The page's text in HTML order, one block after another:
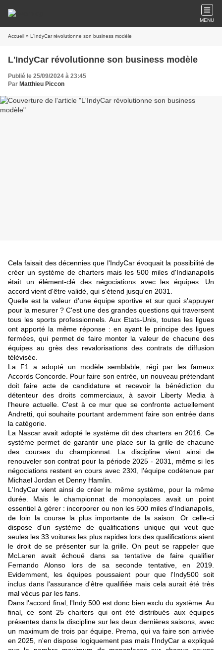
MENU
Accueil » L'IndyCar révolutionne son business modèle
L'IndyCar révolutionne son business modèle
Publié le 25/09/2024 à 23:45
Par Matthieu Piccon
Cela faisait des décennies que l'IndyCar évoquait la possibilité de
créer un système de charters mais les 500 miles d'Indianapolis
était un élément-clé des négociations avec les équipes. Un
accord vient d'être validé, qui s'étend jusqu'en 2031.
Quelle est la valeur d'une équipe sportive et sur quoi s'appuyer
pour la mesurer ? C'est une des grandes questions qui traversent
tous les sports professionnels. Aux Etats-Unis, toutes les ligues
ont apporté la même réponse : en ayant le principe des ligues
fermées, qui permet de faire monter la valeur de chacune des
équipes au grès des revalorisations des contrats de diffusion
télévisée.
La F1 a adopté un modèle semblable, régi par les fameux
Accords Concorde. Pour faire son entrée, un nouveau prétendant
doit faire acte de candidature et recevoir la bénédiction du
détenteur des droits commerciaux, à savoir Liberty Media à
l'heure actuelle.C'est à ce mur que se confronte actuellement
Andretti , qui souhaite pourtant ardemment faire son entrée dans
la catégorie.
La Nascar avait adopté le système dit des charters en 2016. Ce
système permet de garantir une place sur la grille de chacune
des courses du championnat. La discipline vient ainsi de
renouveler son contrat pour la période 2025 - 2031, même si les
négociations restent en cours avec 23XI, l'équipe codétenue par
Michael Jordan et Denny Hamlin.
L'IndyCar vient ainsi de créer le même système, pour la même
durée. Mais le championnat de monoplaces avait un point
essentiel à gérer : incorporer ou non les 500 miles d'Indianapolis,
de loin la course la plus importante de la saison. Or celle-ci
dispose d'un système de qualifications unique qui veut que
seules les 33 voitures les plus rapides lors des qualifications aient
le droit de se présenter sur la grille. On peut se rappeler que
McLaren avait échoué dans sa tentative de faire qualifier
Fernando Alonso lors de sa seconde tentative, en 2019.
Evidemment, les équipes poussaient pour que l'Indy500 soit
inclus dans l'assurance d'être qualifiée mais cela aurait été très
mal vécus par les fans.
Dans l'accord final, l'Indy 500 est donc bien exclu du système. Au
final, ce sont 25 charters qui ont été distribués aux équipes
présentes dans la discipline sur les deux dernières saisons, avec
un maximum de trois par équipe. Prema, qui va faire son arrivée
en 2025, n'en dispose logiquement pas mais l'IndyCar a expliqué